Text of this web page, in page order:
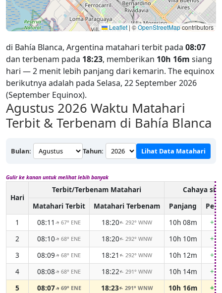
Leaflet | ©OpenStreetMapcontributors
di Bahía Blanca, Argentina matahari terbit pada 08:07
dan terbenam pada 18:23, memberikan 10h 16m siang
hari — 2 menit lebih panjang dari kemarin. The equinox
berikutnya adalah pada Selasa, 22 September 2026
(September Equinox).
Agustus 2026 Waktu Matahari
Terbit & Terbenam di Bahía Blanca
Bulan: Tahun: Lihat Data Matahari
Gulir ke kanan untuk melihat lebih banyak
Hari
Terbit/Terbenam Matahari
Cahaya
Matahari Terbit
Matahari Terbenam Panjang
1
08:11 ↑67° ENE 18:20↑ 292° WNW 10h 08m
2
08:10↑68° ENE 18:20↑ 292° WNW 10h 10m
3
08:09↑68° ENE 18:21 ↑ 292° WNW 10h 12m
4
08:08↑68° ENE 18:22↑ 291° WNW 10h 14m
5
08:07↑ 69° ENE 18:23↑ 291° WNW 10h 16m